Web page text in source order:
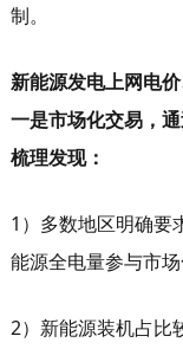
制。
新能源发电上网电
一是市场化交易，
梳理发现：
1）多数地区明确要
能源全电量参与市场
2）新能源装机占比